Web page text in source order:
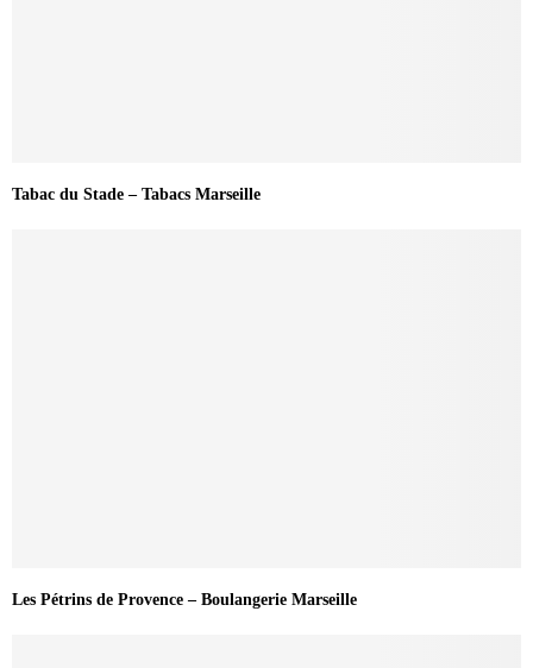
Tabac du Stade – Tabacs Marseille
Les Pétrins de Provence – Boulangerie Marseille